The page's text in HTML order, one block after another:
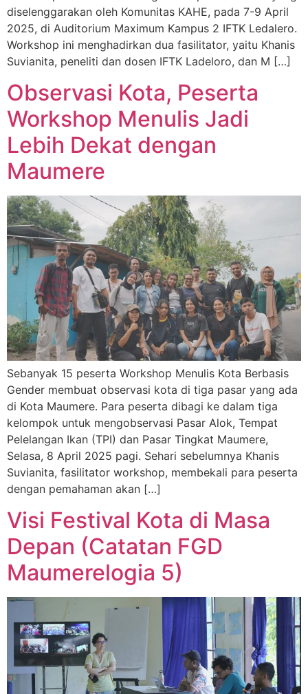
diselenggarakan oleh Komunitas KAHE, pada 7-9 April
2025, di Auditorium Maximum Kampus 2 IFTK Ledalero.
Workshop ini menghadirkan dua fasilitator, yaitu Khanis
Suvianita, peneliti dan dosen IFTK Ladeloro, dan M […]
Observasi Kota, Peserta
Workshop Menulis Jadi
Lebih Dekat dengan
Maumere
Sebanyak 15 peserta Workshop Menulis Kota Berbasis
Gender membuat observasi kota di tiga pasar yang ada
di Kota Maumere. Para peserta dibagi ke dalam tiga
kelompok untuk mengobservasi Pasar Alok, Tempat
Pelelangan Ikan (TPI) dan Pasar Tingkat Maumere,
Selasa, 8 April 2025 pagi. Sehari sebelumnya Khanis
Suvianita, fasilitator workshop, membekali para peserta
dengan pemahaman akan […]
Visi Festival Kota di Masa
Depan (Catatan FGD
Maumerelogia 5)